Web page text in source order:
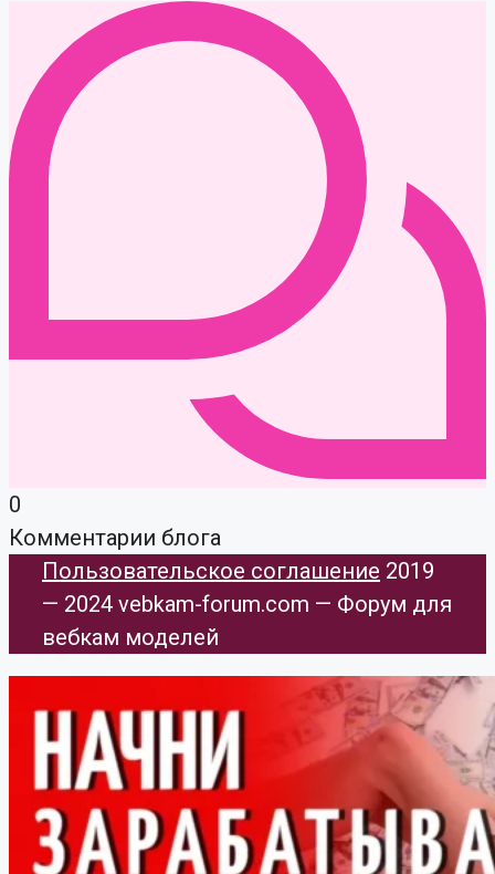
0
Комментарии блога
Пользовательское соглашение ​ 2019
— 2024 vebkam-forum.com — Форум для
вебкам моделей